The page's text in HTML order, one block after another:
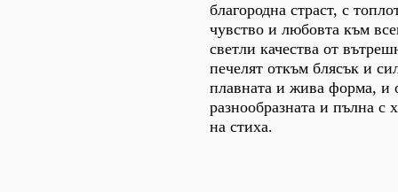
благородна страст, с
чувство и любовта към
светли качества от
печелят откъм блясък и
плавната и жива форма, и
разнообразната и пълна с
на стиха.